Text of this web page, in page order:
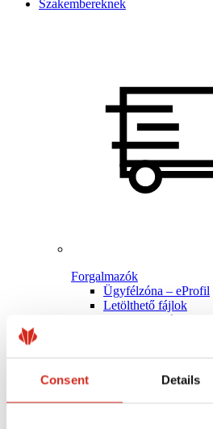
Consent Details
Szakembereknek
Forgalmazók
Ügyfélzóna – eProfil
Letölthető fájlok
Marketing ajánlat